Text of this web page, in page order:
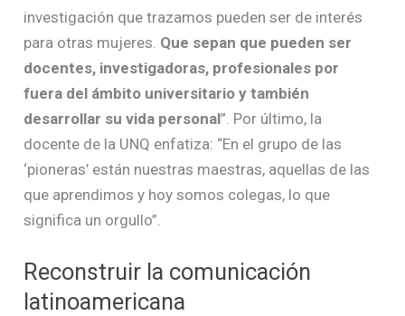
investigación que trazamos pueden ser de interés
para otras mujeres. Que sepan que pueden ser
docentes, investigadoras, profesionales por
fuera del ámbito universitario y también
desarrollar su vida personal”. Por último, la
docente de la UNQ enfatiza: “En el grupo de las
‘pioneras’ están nuestras maestras, aquellas de las
que aprendimos y hoy somos colegas, lo que
significa un orgullo”.
Reconstruir la comunicación
latinoamericana